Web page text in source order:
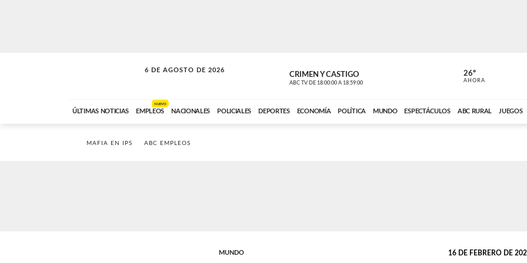
6 DE AGOSTO DE 2026
SOLO MÚSICA CRIMEN Y CASTIGO
ABC TV DE 18:00:00 A 18:59:00 ABC CARDINAL
26º
AHORA
ÚLTIMAS NOTICIAS EMPLEOS
NUEVO
NACIONALES POLICIALES DEPORTES ECONOMÍA POLÍTICA MUNDO ESPECTÁCULOS ABC RURAL JUEGOS
MAFIA EN IPS ABC EMPLEOS
MUNDO 16 DE FEBRERO DE